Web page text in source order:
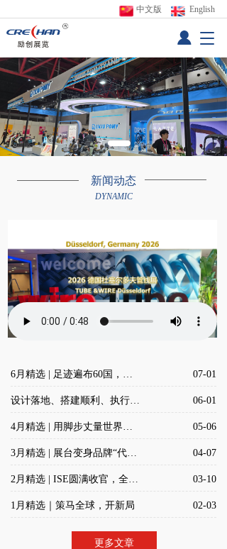
中文版 English
T
g
g
l
e
n
a
v
n
新闻动态
DYNAMIC
6月精选 | 足迹遍布60国，励创的设计搭建服务值得托付 07-01
设计落地、搭建顺利、执行到位：励创5月成绩单 06-01
4月精选 | 用脚步丈量世界，以实干致敬每一份付出 05-06
3月精选 | 展台变身品牌“代言人”，实力圈粉 04-07
2月精选 | ISE圆满收官，全球征程再提速 03-10
1月精选｜策马全球，开新局 02-03
更多文章